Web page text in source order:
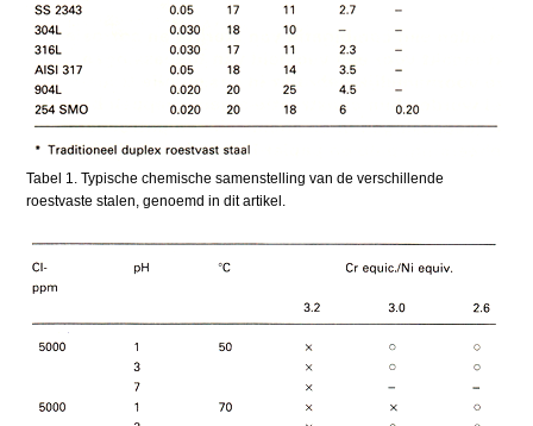
Tabel 1. Typische chemische samenstelling van de verschillende
roestvaste stalen, genoemd in dit artikel.